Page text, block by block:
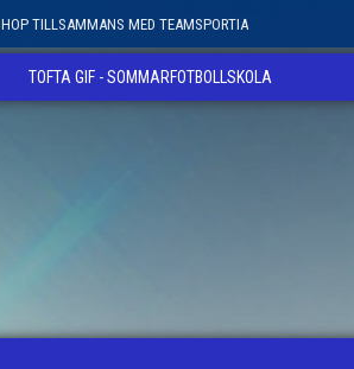
TILLSAMMANS MED TEAMSPORTIA
TOFTA GIF - SOMMARFOTBOLLSKOLA